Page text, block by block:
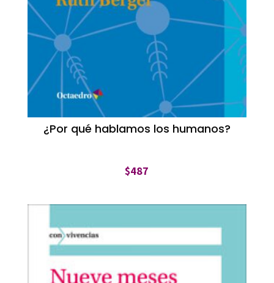
¿Por qué hablamos los humanos?
$487